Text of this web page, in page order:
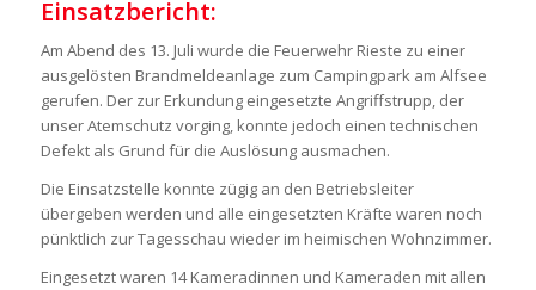
Einsatzbericht:
Am Abend des 13. Juli wurde die Feuerwehr Rieste zu einer
ausgelösten Brandmeldeanlage zum Campingpark am Alfsee
gerufen. Der zur Erkundung eingesetzte Angriffstrupp, der
unser Atemschutz vorging, konnte jedoch einen technischen
Defekt als Grund für die Auslösung ausmachen.
Die Einsatzstelle konnte zügig an den Betriebsleiter
übergeben werden und alle eingesetzten Kräfte waren noch
pünktlich zur Tagesschau wieder im heimischen Wohnzimmer.
Eingesetzt waren 14 Kameradinnen und Kameraden mit allen